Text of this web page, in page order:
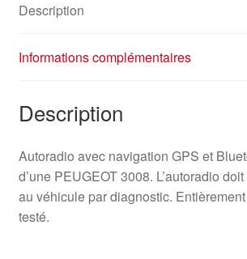
Description
Informations complémentaires
Description
Autoradio avec navigation GPS et
d’une PEUGEOT 3008. L’autoradio
au véhicule par diagnostic.
testé.